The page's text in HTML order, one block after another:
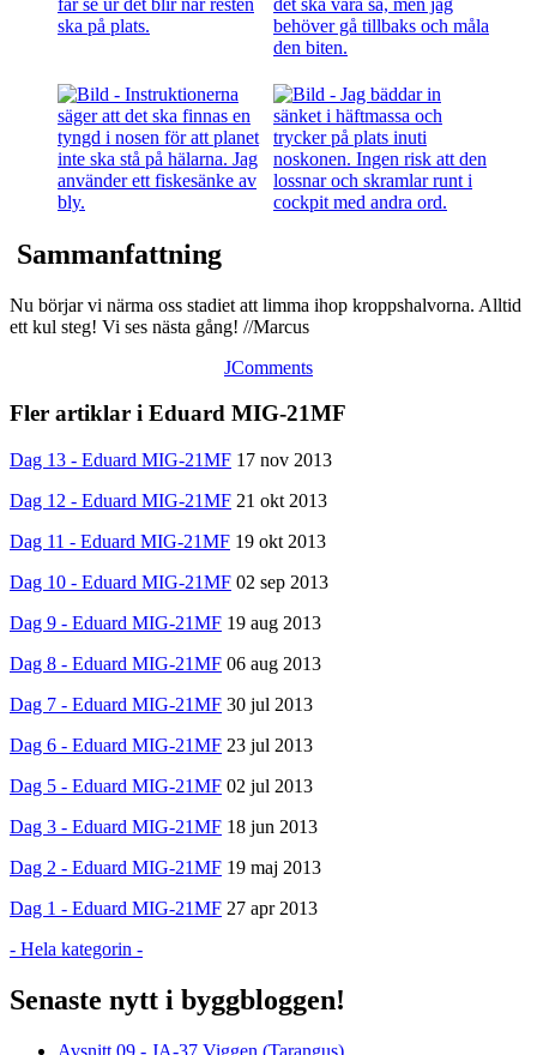
Sammanfattning
Nu börjar vi närma oss stadiet att limma ihop kroppshalvorna. Alltid
ett kul steg! Vi ses nästa gång! //Marcus
JComments
Fler artiklar i Eduard MIG-21MF
Dag 13 - Eduard MIG-21MF 17 nov 2013
Dag 12 - Eduard MIG-21MF 21 okt 2013
Dag 11 - Eduard MIG-21MF 19 okt 2013
Dag 10 - Eduard MIG-21MF 02 sep 2013
Dag 9 - Eduard MIG-21MF 19 aug 2013
Dag 8 - Eduard MIG-21MF 06 aug 2013
Dag 7 - Eduard MIG-21MF 30 jul 2013
Dag 6 - Eduard MIG-21MF 23 jul 2013
Dag 5 - Eduard MIG-21MF 02 jul 2013
Dag 3 - Eduard MIG-21MF 18 jun 2013
Dag 2 - Eduard MIG-21MF 19 maj 2013
Dag 1 - Eduard MIG-21MF 27 apr 2013
- Hela kategorin -
Senaste nytt i byggbloggen!
Avsnitt 09 - JA-37 Viggen (Tarangus)